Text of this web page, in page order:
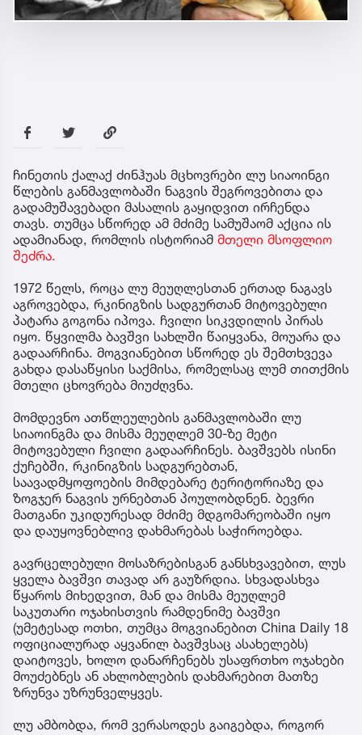
ჩინეთის ქალაქ ძინჰუას მცხოვრები ლუ სიაოინგი
წლების განმავლობაში ნაგვის შეგროვებითა და
გადამუშავებადი მასალის გაყიდვით ირჩენდა
თავს. თუმცა სწორედ ამ მძიმე სამუშაომ აქცია ის
ადამიანად, რომლის ისტორიამ მთელი მსოფლიო
შეძრა.
1972 წელს, როცა ლუ მეუღლესთან ერთად ნაგავს
აგროვებდა, რკინიგზის სადგურთან მიტოვებული
პატარა გოგონა იპოვა. ჩვილი სიკვდილის პირას
იყო. წყვილმა ბავშვი სახლში წაიყვანა, მოუარა და
გადაარჩინა. მოგვიანებით სწორედ ეს შემთხვევა
გახდა დასაწყისი საქმისა, რომელსაც ლუმ თითქმის
მთელი ცხოვრება მიუძღვნა.
მომდევნო ათწლეულების განმავლობაში ლუ
სიაოინგმა და მისმა მეუღლემ 30-ზე მეტი
მიტოვებული ჩვილი გადაარჩინეს. ბავშვებს ისინი
ქუჩებში, რკინიგზის სადგურებთან,
საავადმყოფოების მიმდებარე ტერიტორიაზე და
ზოგჯერ ნაგვის ურნებთან პოულობდნენ. ბევრი
მათგანი უკიდურესად მძიმე მდგომარეობაში იყო
და დაუყოვნებლივ დახმარებას საჭიროებდა.
გავრცელებული მოსაზრებისგან განსხვავებით, ლუს
ყველა ბავშვი თავად არ გაუზრდია. სხვადასხვა
წყაროს მიხედვით, მან და მისმა მეუღლემ
საკუთარი ოჯახისთვის რამდენიმე ბავშვი
(უმეტესად ოთხი, თუმცა მოგვიანებით China Daily 18
ოფიციალურად აყვანილ ბავშვსაც ასახელებს)
დაიტოვეს, ხოლო დანარჩენებს უსაფრთხო ოჯახები
მოუძებნეს ან ახლობლების დახმარებით მათზე
ზრუნვა უზრუნველყვეს.
ლუ ამბობდა, რომ ვერასოდეს გაიგებდა, როგორ